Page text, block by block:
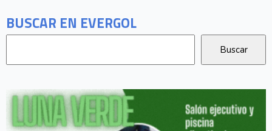
BUSCAR EN EVERGOL